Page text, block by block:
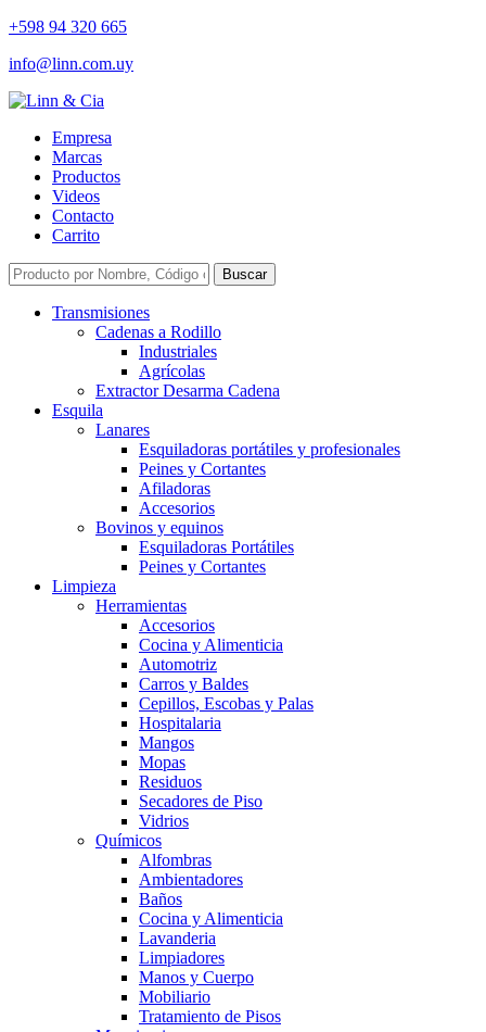
+598 94 320 665
info@linn.com.uy
Empresa
Marcas
Productos
Videos
Contacto
Carrito
Buscar
Transmisiones
Cadenas a Rodillo
Industriales
Agrícolas
Extractor Desarma Cadena
Esquila
Lanares
Esquiladoras portátiles y profesionales
Peines y Cortantes
Afiladoras
Accesorios
Bovinos y equinos
Esquiladoras Portátiles
Peines y Cortantes
Limpieza
Herramientas
Accesorios
Cocina y Alimenticia
Automotriz
Carros y Baldes
Cepillos, Escobas y Palas
Hospitalaria
Mangos
Mopas
Residuos
Secadores de Piso
Vidrios
Químicos
Alfombras
Ambientadores
Baños
Cocina y Alimenticia
Lavanderia
Limpiadores
Manos y Cuerpo
Mobiliario
Tratamiento de Pisos